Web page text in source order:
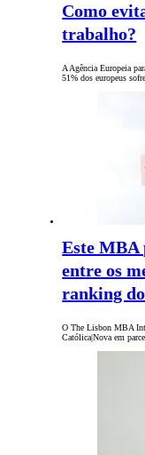
Como
trabalho?
A Agência Europeia
51% dos europeus
Este MBA
entre os
ranking
O The Lisbon MBA
Católica|Nova em